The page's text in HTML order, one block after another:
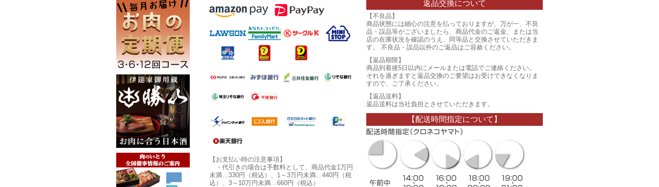
【お支払い時の注意事項】
・代引きの場合は手数料として、商品代金1万円
未満…330円（税込）、1～3万円未満…440円（税
込）、3～10万円未満…660円（税込）
返品交換について
【不良品】
商品状態には細心の注意を払っておりますが、万が一、不良
品・誤品等がございましたら、商品代金のご返金、または当
店の在庫状況を確認のうえ、同等品と交換させていただきま
す。 不良品・誤品以外のご返品はご容赦ください。
【返品期限】
商品到着後5日以内にメールまたは電話でご連絡ください。
それを過ぎますと返品交換のご要望はお受けできなくなりま
すので、ご了承ください。
【返品送料】
返品送料は当社負担とさせていただきます。
【配送時間指定について】